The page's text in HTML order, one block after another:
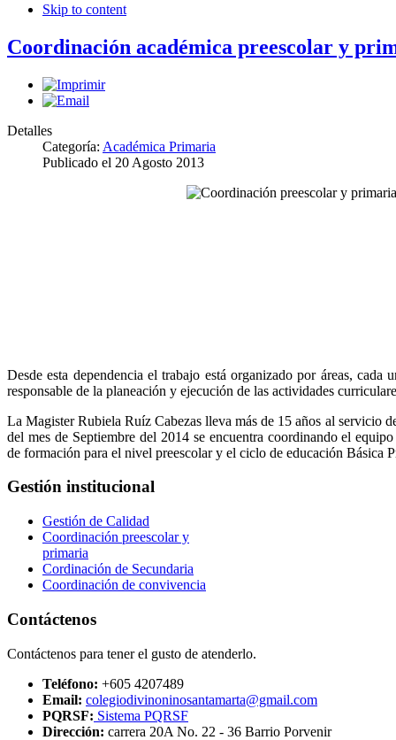
Skip to content
Coordinación académica preescolar y
Detalles
Categoría: Académica Primaria
Publicado el 20 Agosto 2013
Desde esta dependencia el trabajo está organizado por áreas,
responsable de la planeación y ejecución de las actividades
La Magister Rubiela Ruíz Cabezas lleva más de 15 años al servicio
del mes de Septiembre del 2014 se encuentra coordinando el
de formación para el nivel preescolar y el ciclo de educación Básica
Gestión institucional
Gestión de Calidad
Coordinación preescolar y
primaria
Cordinación de Secundaria
Coordinación de convivencia
Contáctenos
Contáctenos para tener el gusto de atenderlo.
Teléfono: +605 4207489
Email: colegiodivinoninosantamarta@gmail.com
PQRSF: Sistema PQRSF
Dirección: carrera 20A No. 22 - 36 Barrio Porvenir